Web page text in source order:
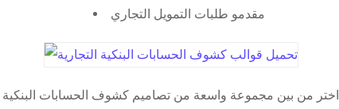
مقدمو طلبات التمويل التجاري
اختر من بين مجموعة واسعة من تصاميم كشوف الحسابات البنكية